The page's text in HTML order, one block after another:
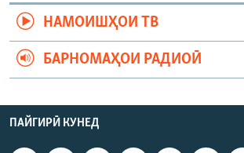
НАМОИШҲОИ ТВ
БАРНОМАҲОИ РАДИОӢ
ПАЙГИРӢ КУНЕД